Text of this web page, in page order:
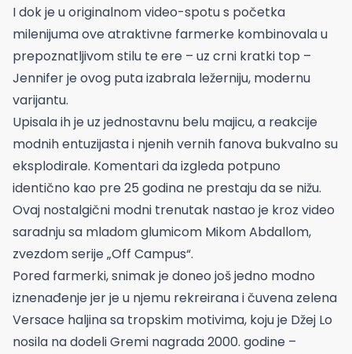
I dok je u originalnom video-spotu s početka
milenijuma ove atraktivne farmerke kombinovala u
prepoznatljivom stilu te ere – uz crni kratki top –
Jennifer je ovog puta izabrala ležerniju, modernu
varijantu.
Upisala ih je uz jednostavnu belu majicu, a reakcije
modnih entuzijasta i njenih vernih fanova bukvalno su
eksplodirale. Komentari da izgleda potpuno
identično kao pre 25 godina ne prestaju da se nižu.
Ovaj nostalgični modni trenutak nastao je kroz video
saradnju sa mladom glumicom Mikom Abdallom,
zvezdom serije „Off Campus“.
Pored farmerki, snimak je doneo još jedno modno
iznenađenje jer je u njemu rekreirana i čuvena zelena
Versace haljina sa tropskim motivima, koju je Džej Lo
nosila na dodeli Gremi nagrada 2000. godine –